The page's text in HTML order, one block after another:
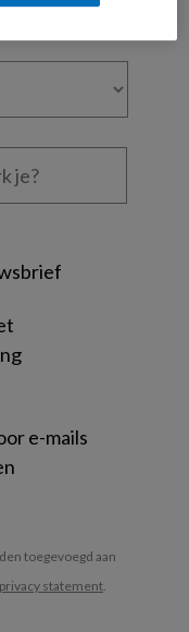
e-mails
toegevoegd aan
privacy statement